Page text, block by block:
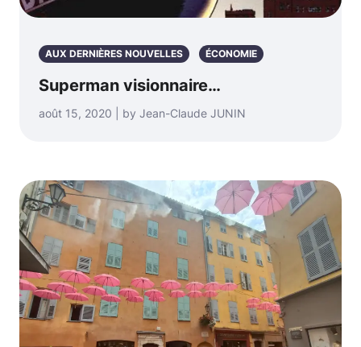
AUX DERNIÈRES NOUVELLES ÉCONOMIE
Superman visionnaire…
août 15, 2020 | by Jean-Claude JUNIN